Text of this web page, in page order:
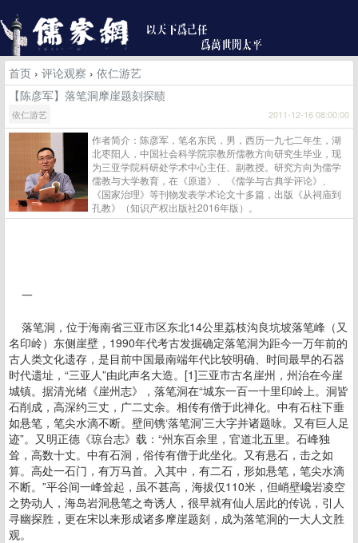
首页 › 评论观察 › 依仁游艺
【陈彦军】落笔洞摩崖题刻探赜
依仁游艺 2011-12-16 08:00:00
作者简介：陈彦军，笔名东民，男，西历一九七二年生，湖
北枣阳人，中国社会科学院宗教所儒教方向研究生毕业，现
为三亚学院科研处学术中心主任、副教授。研究方向为儒学
儒教与大学教育，在《原道》、《儒学与古典学评论》、
《国家治理》等刊物发表学术论文十多篇，出版《从祠庙到
孔教》（知识产权出版社2016年版）。
一
落笔洞，位于海南省三亚市区东北14公里荔枝沟良坑坡落笔峰（又
名印岭）东侧崖壁，1990年代考古发掘确定落笔洞为距今一万年前的
古人类文化遗存，是目前中国最南端年代比较明确、时间最早的石器
时代遗址，“三亚人”由此声名大造。[1]三亚市古名崖州，州治在今崖
城镇。据清光绪《崖州志》，落笔洞在“城东一百一十里印岭上。洞皆
石削成，高深约三丈，广二丈余。相传有僧于此禅化。中有石柱下垂
如悬笔，笔尖水滴不断。壁间镌‘落笔洞’三大字并诸题咏。又有巨人足
迹”。又明正德《琼台志》载：“州东百余里，官道北五里。石峰独
耸，高数十丈。中有石洞，俗传有僧于此坐化。又有悬石，击之如
算。高处一石门，有万马首。入其中，有二石，形如悬笔，笔尖水滴
不断。”平谷间一峰耸起，虽不甚高，海拔仅110米，但峭壁巉岩凌空
之势动人，海岛岩洞悬笔之奇诱人，很早就有仙人居此的传说，引人
寻幽探胜，更在宋以来形成诸多摩崖题刻，成为落笔洞的一大人文胜
观。